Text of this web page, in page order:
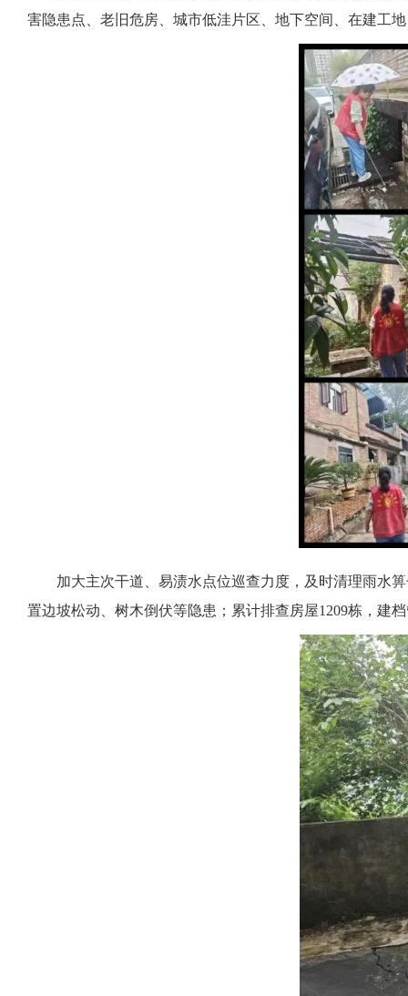
害隐患点、老旧危房、城市低洼片区、地下空间、在建工
加大主次干道、易渍水点位巡查力度，及时清理雨水
置边坡松动、树木倒伏等隐患；累计排查房屋1209栋，建